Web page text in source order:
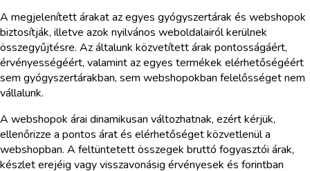
A megjelenített árakat az egyes gyógyszertárak és webshopok
biztosítják, illetve azok nyilvános weboldalairól kerülnek
összegyűjtésre. Az általunk közvetített árak pontosságáért,
érvényességéért, valamint az egyes termékek elérhetőségéért
sem gyógyszertárakban, sem webshopokban felelősséget nem
vállalunk.
A webshopok árai dinamikusan változhatnak, ezért kérjük,
ellenőrizze a pontos árat és elérhetőséget közvetlenül a
webshopban. A feltüntetett összegek bruttó fogyasztói árak,
készlet erejéig vagy visszavonásig érvényesek és forintban